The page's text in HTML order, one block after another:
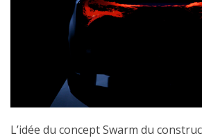
L’idée du concept Swarm du